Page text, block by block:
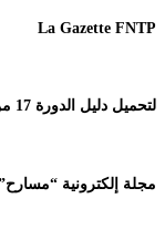
La Gazette FNTP
لتحميل دليل الدورة 17 من المهرجان الوطني للمسرح المحترف
مجلة إلكترونية “مسارح” أكتوبر 2023